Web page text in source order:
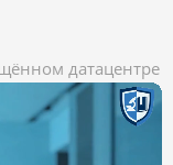
датацентре